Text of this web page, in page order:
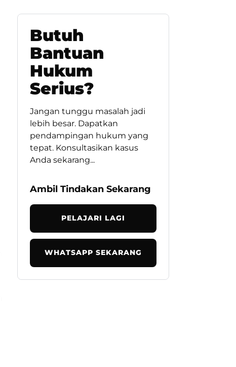
Butuh
Bantuan
Hukum
Serius?
Jangan tunggu masalah jadi
lebih besar. Dapatkan
pendampingan hukum yang
tepat. Konsultasikan kasus
Anda sekarang...
Ambil Tindakan Sekarang
PELAJARI LAGI
WHATSAPP SEKARANG